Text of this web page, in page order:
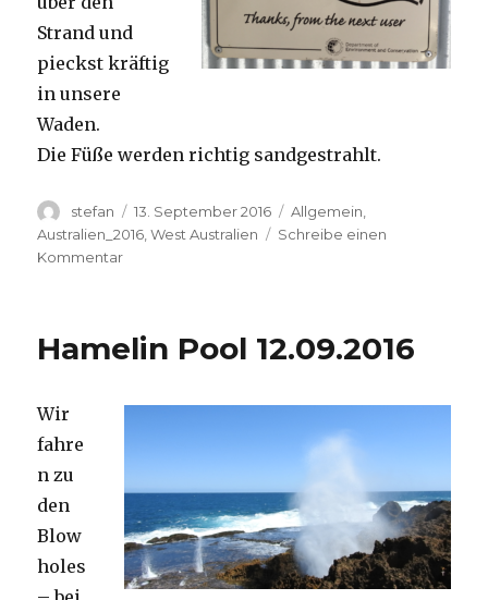
Strand und
pieckst kräftig
in unsere
Waden.
Die Füße werden richtig sandgestrahlt.
Autor
stefan
Veröffentlicht
am
13. September 2016 Kategorien
Allgemein
Australien_2016 ,West Australien
Schreibe einen
Kommentarzu
Hamelin Pool 12.09.2016
Wir
fahre
n zu
den
Blow
holes